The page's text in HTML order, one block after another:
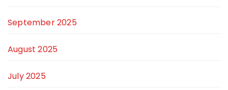
September 2025
August 2025
July 2025